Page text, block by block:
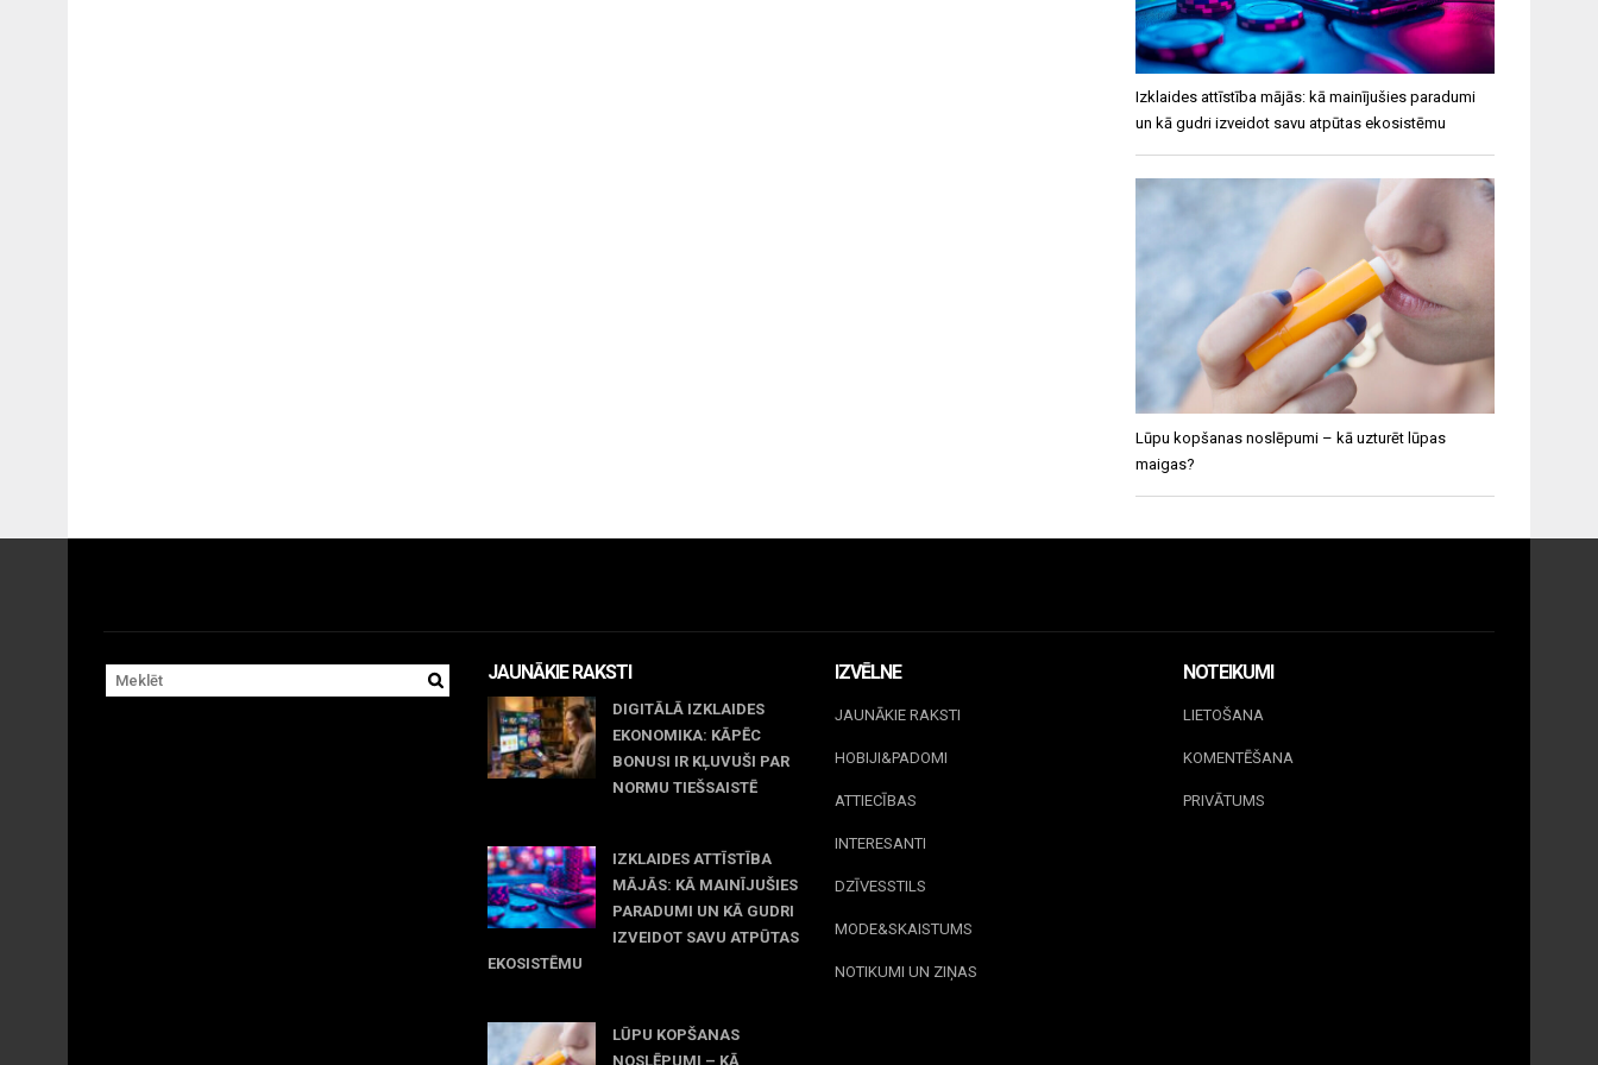
Izklaides attīstība mājās: kā mainījušies paradumi
un kā gudri izveidot savu atpūtas ekosistēmu
Lūpu kopšanas noslēpumi – kā uzturēt lūpas
maigas?
JAUNĀKIE RAKSTI
DIGITĀLĀ IZKLAIDES
EKONOMIKA: KĀPĒC
BONUSI IR KĻUVUŠI PAR
NORMU TIEŠSAISTĒ
IZKLAIDES ATTĪSTĪBA
MĀJĀS: KĀ MAINĪJUŠIES
PARADUMI UN KĀ GUDRI
IZVEIDOT SAVU ATPŪTAS
EKOSISTĒMU
LŪPU KOPŠANAS
NOSLĒPUMI – KĀ
IZVĒLNE
JAUNĀKIE RAKSTI
HOBIJI&PADOMI
ATTIECĪBAS
INTERESANTI
DZĪVESSTILS
MODE&SKAISTUMS
NOTIKUMI UN ZIŅAS
NOTEIKUMI
LIETOŠANA
KOMENTĒŠANA
PRIVĀTUMS